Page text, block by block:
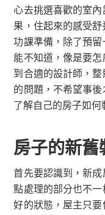
心去挑選喜歡的室
果，住起來的感受
功課準備，除了預
能不知道，像是要
到合適的設計師，
的問題，不希望事
了解自己的房子如何
房子的新舊
首先要認識到，新
點處理的部分也不
好的狀態，屋主只